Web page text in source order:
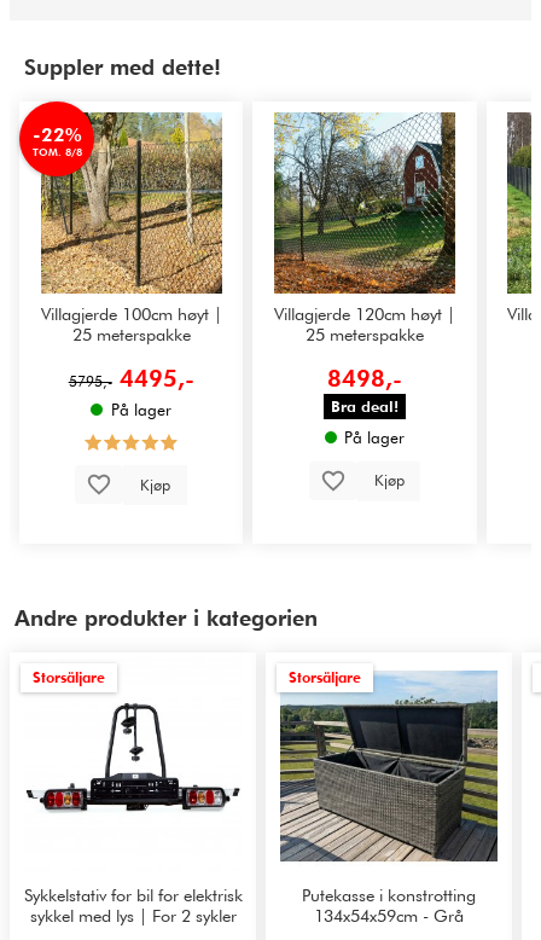
Suppler med dette!
-22%
TOM. 8/8
Villagjerde 100cm høyt |
25 meterspakke
5795,- 4495,-
På lager
Kjøp
Villagjerde 120cm høyt |
25 meterspakke
8498,-
Bra deal!
På lager
Kjøp
Andre produkter i kategorien
Storsäljare
Sykkelstativ for bil for elektrisk
sykkel med lys | For 2 sykler
Storsäljare
Putekasse i konstrotting
134x54x59cm - Grå